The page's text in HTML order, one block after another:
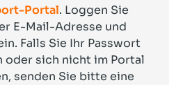
Portal. Loggen Sie
E-Mail-Adresse und
Falls Sie Ihr Passwort
oder sich nicht im Portal
senden Sie bitte eine